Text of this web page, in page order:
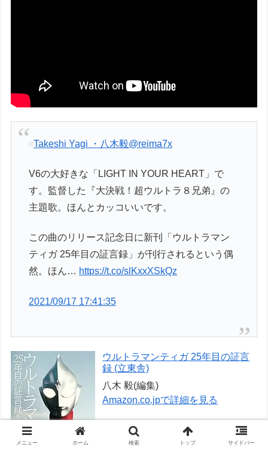
Takeshi Yagi ・八木毅@reima7x
V6の大好きな「LIGHT IN YOUR HEART」で
す。監督した『大決戦！超ウルトラ８兄弟』の
主題歌。ほんとカッコいいです。
この曲のリリース記念日に新刊「ウルトラマン
ティガ 25年目の証言録」が刊行されるという偶
然。ほん… https://t.co/slKxxXSkQz
2021/09/17 17:41:35
ウルトラマンティガ 25年目の証言
録 (立東舎)
八木 毅(編集)
Amazon.co.jpで詳細を見る
メニュー ホーム 検索 トップ サイドバー